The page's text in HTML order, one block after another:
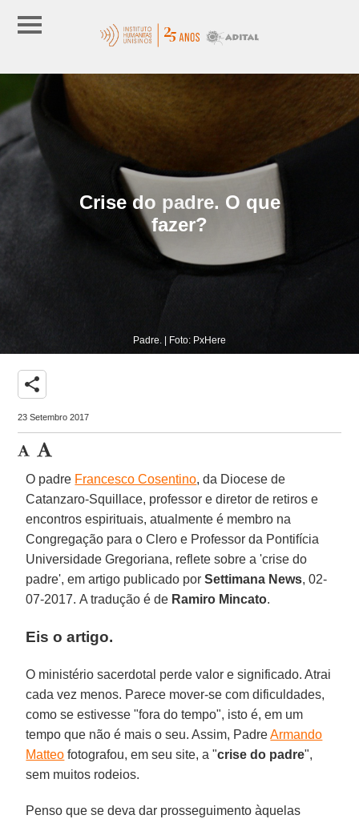
Crise do padre. O que
fazer?
Padre. | Foto: PxHere
share
23 Setembro 2017
O padre Francesco Cosentino, da Diocese de
Catanzaro-Squillace, professor e diretor de retiros e
encontros espirituais, atualmente é membro na
Congregação para o Clero e Professor da Pontifícia
Universidade Gregoriana, reflete sobre a 'crise do
padre', em artigo publicado porSettimana News, 02-
07-2017. A tradução é de Ramiro Mincato.
Eis o artigo.
O ministério sacerdotal perde valor e significado. Atrai
cada vez menos. Parece mover-se com dificuldades,
como se estivesse "fora do tempo", isto é, em um
tempo que não é mais o seu. Assim, PadreArmando
Matteo fotografou, em seu site, a "crise do padre",
sem muitos rodeios.
Penso que se deva dar prosseguimento àquelas